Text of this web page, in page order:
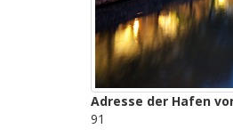
Adresse der Hafen
91